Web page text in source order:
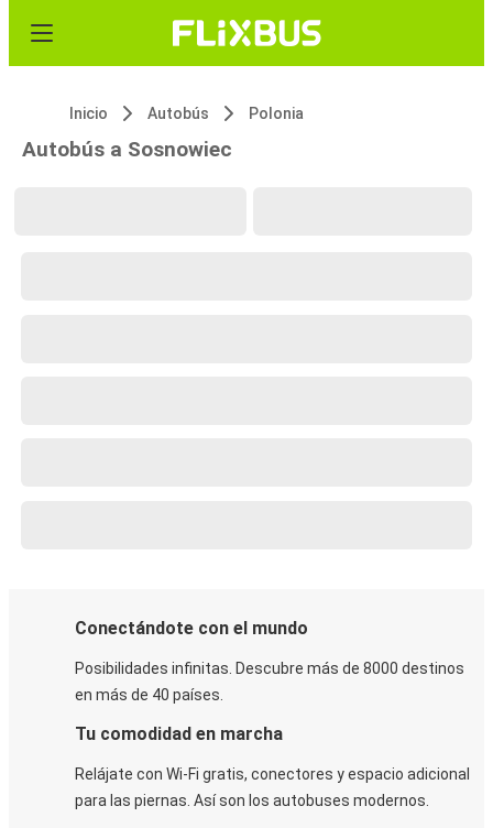
Inicio Autobús Polonia
Autobús a Sosnowiec
Conectándote con el mundo
Posibilidades infinitas. Descubre más de 8000 destinos
en más de 40 países.
Tu comodidad en marcha
Relájate con Wi-Fi gratis, conectores y espacio adicional
para las piernas. Así son los autobuses modernos.